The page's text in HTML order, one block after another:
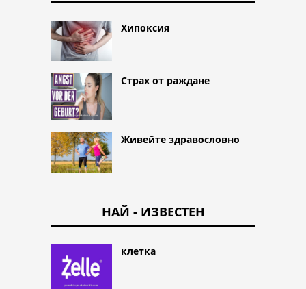
Хипоксия
Страх от раждане
Живейте здравословно
НАЙ - ИЗВЕСТЕН
клетка